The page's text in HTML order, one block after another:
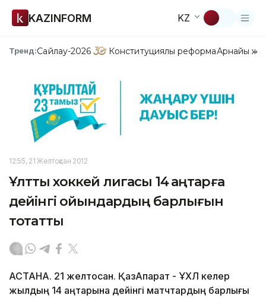
KAZINFORM KZ
Тренд:Сайлау-2026 Конституциялық реформаАрнайы
12:55, 21 Желтоқсан 2012
Ұлттық хоккей лигасы 14 қаңтарға
дейінгі ойындардың барлығын
тоқтатты
АСТАНА. 21 желтоқсан. ҚазАқпарат - ҰХЛ келер
жылдың 14 қаңтарына дейінгі матчтардың барлығы